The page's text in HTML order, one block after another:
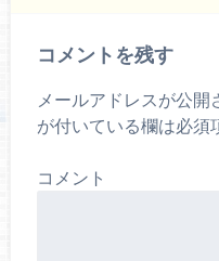
コメントを残す
メールアドレスが公開
が付いている欄は必須
コメント